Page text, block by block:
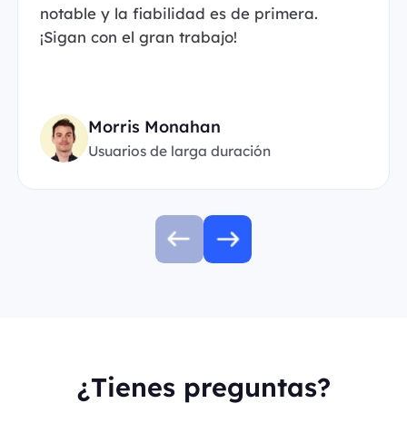
notable y la fiabilidad es de primera.
¡Sigan con el gran trabajo!
Morris Monahan
Usuarios de larga duración
¿Tienes preguntas?